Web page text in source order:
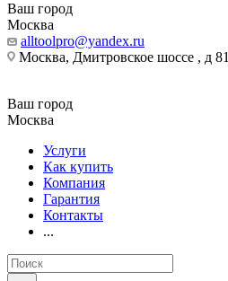
Ваш город
Москва
alltoolpro@yandex.ru
Москва, Дмитровское шоссе , д 81
Ваш город
Москва
Услуги
Как купить
Компания
Гарантия
Контакты
...